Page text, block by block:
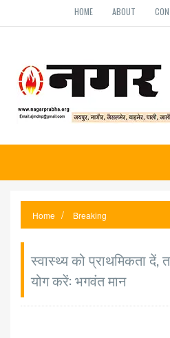
HOME ABOUT
Home Breaking
स्वास्थ्य को प्राथमिकता
योग करें: भगवंत मान